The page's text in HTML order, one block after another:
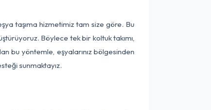
taşıma hizmetimiz tam size göre. Bu
Böylece tek bir koltuk takımı,
bu yöntemle, eşyalarınız bölgesinden
sunmaktayız.